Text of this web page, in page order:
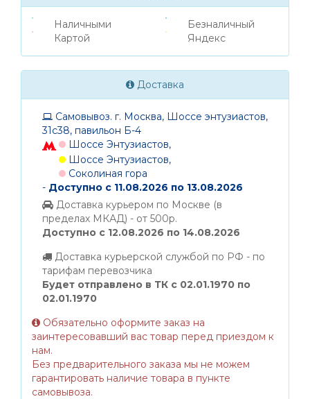
Наличными
Картой
Безналичный
Яндекс
Доставка
Самовывоз. г. Москва, Шоссе энтузиастов,
31с38, павильон Б-4
Шоссе Энтузиастов,
Шоссе Энтузиастов,
Соколиная гора
- Доступно с 11.08.2026 по 13.08.2026
Доставка курьером по Москве (в
пределах МКАД) - от 500р.
Доступно с 12.08.2026 по 14.08.2026
Доставка курьерской службой по РФ - по
тарифам перевозчика
Будет отправлено в ТК с 02.01.1970 по
02.01.1970
Обязательно оформите заказ на
заинтересовавший вас товар перед приездом к
нам.
Без предварительного заказа мы не можем
гарантировать наличие товара в пункте
самовывоза.